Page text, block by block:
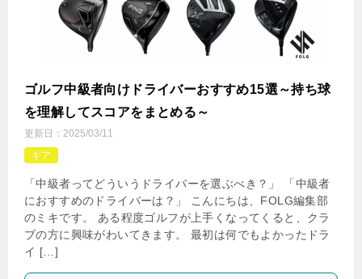
ゴルフ中級者向けドライバーおすすめ15選～持ち球
を理解してスコアをまとめる～
更新日： 2025/03/11
ギア
「中級者ってどういうドライバーを選ぶべき？」 「中級者
におすすめのドライバーは？」 こんにちは、FOLG編集部
のミキです。 ある程度ゴルフが上手くなってくると、クラ
ブの方に興味がわいてきます。 最初は何でもよかったドラ
イ […]